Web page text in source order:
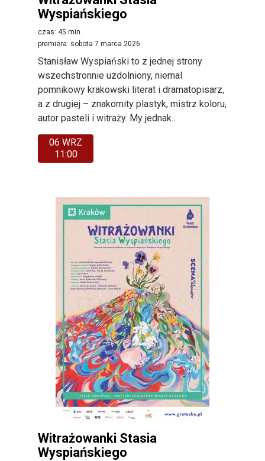
Wyspiańskiego
czas: 45 min.
premiera: sobota 7 marca 2026
Stanisław Wyspiański to z jednej strony
wszechstronnie uzdolniony, niemal
pomnikowy krakowski literat i dramatopisarz,
a z drugiej – znakomity plastyk, mistrz koloru,
autor pasteli i witraży. My jednak...
06 WRZ
11:00
Witrażowanki Stasia
Wyspiańskiego